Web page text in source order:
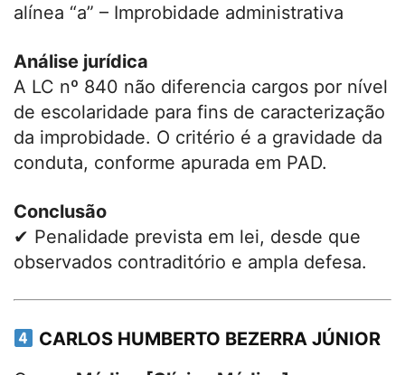
alínea “a” – Improbidade administrativa
Análise jurídica
A LC nº 840 não diferencia cargos por nível
de escolaridade para fins de caracterização
da improbidade. O critério é a gravidade da
conduta, conforme apurada em PAD.
Conclusão
✔ Penalidade prevista em lei, desde que
observados contraditório e ampla defesa.
CARLOS HUMBERTO BEZERRA JÚNIOR